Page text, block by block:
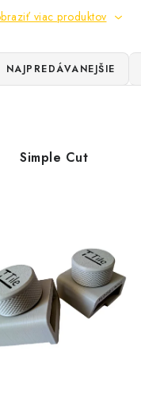
viac produktov
NAJPREDÁVANEJŠIE
Simple Cut